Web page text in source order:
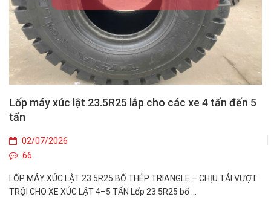
Lốp máy xúc lật 23.5R25 lắp cho các xe 4 tấn đến 5
tấn
02/07/2026
66
LỐP MÁY XÚC LẬT 23.5R25 BỐ THÉP TRIANGLE – CHỊU TẢI VƯỢT
TRỘI CHO XE XÚC LẬT 4–5 TẤN Lốp 23.5R25 bố ...